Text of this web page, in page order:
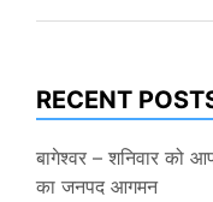
RECENT
बागेश्वर – शनिवार को
का जनपद आगमन